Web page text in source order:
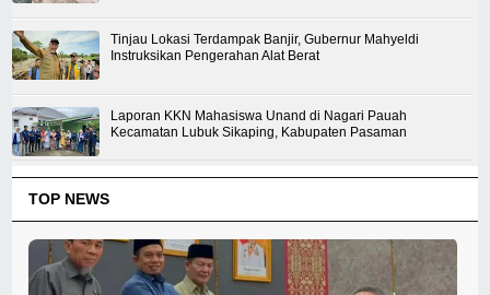
Tinjau Lokasi Terdampak Banjir, Gubernur Mahyeldi
Instruksikan Pengerahan Alat Berat
Laporan KKN Mahasiswa Unand di Nagari Pauah
Kecamatan Lubuk Sikaping, Kabupaten Pasaman
TOP NEWS